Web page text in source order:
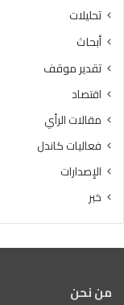
تحليلات
أبحاث
تقدير موقف
اقتصاد
مقالات الرأي
فعاليات كاندل
الإصدارات
خبر
من نحن